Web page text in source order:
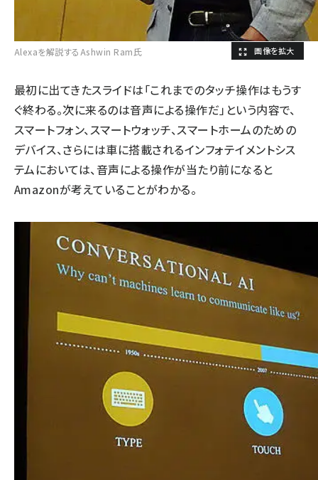
Alexaを解説するAshwin Ram氏
最初に出てきたスライドは「これまでのタッチ操作はもうす
ぐ終わる。次に来るのは音声による操作だ」という内容で、
スマートフォン、スマートウォッチ、スマートホームのための
デバイス、さらには車に搭載されるインフォテイメントシス
テムにおいては、音声による操作が当たり前になると
Amazonが考えていることがわかる。